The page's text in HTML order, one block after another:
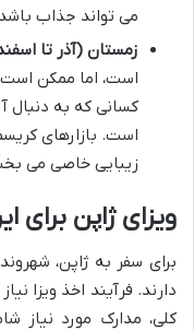
می تواند جذاب
زمستان (آذر تا
است، اما ممکن
کسانی که به دنبال
است. بازارهای
زیبایی خاصی می
ویزای ژاپن برای
برای سفر به ژاپن،
دارند. فرآیند اخذ ویزا
کلی، مدارک مورد نیاز